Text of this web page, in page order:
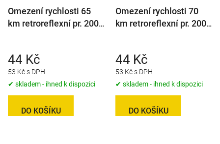
Omezení rychlosti 65
km retroreflexní pr. 200
53 Kč s DPH
44 Kč
✔ skladem - ihned k dispozici
DO KOŠÍKU
Omezení rychlosti 70
km retroreflexní pr. 200
53 Kč s DPH
44 Kč
✔ skladem - ihned k dispozici
DO KOŠÍKU